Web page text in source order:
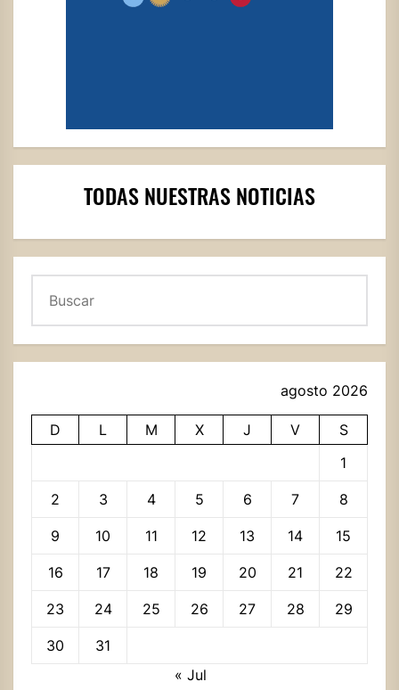
TODAS NUESTRAS NOTICIAS
agosto 2026
D L M X J V
S
1
2 3 4 5 6 7 8
9 10 11 12 13 14 15
16 17 18 19 20 21 22
23 24 25 26 27 28 29
30
31
« Jul